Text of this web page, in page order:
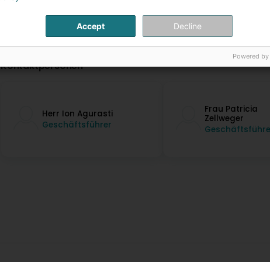
Kontaktpersonen
Herr Ion Agurasti
Geschäftsführer
Frau Patricia
Zellweger
Accept Decline
Powered by